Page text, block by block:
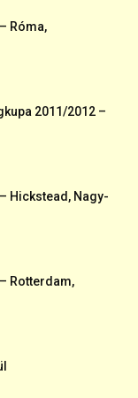
Róma,
2011/2012 –
Hickstead, Nagy-
Rotterdam,